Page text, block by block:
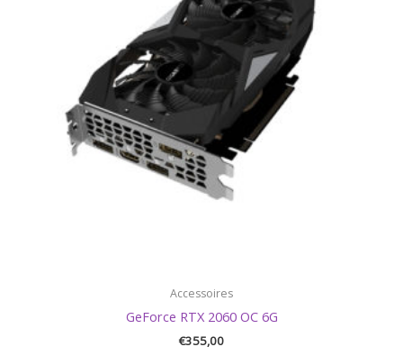
Accessoires
GeForce RTX 2060 OC 6G
€355,00